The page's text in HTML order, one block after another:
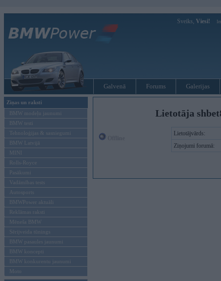
Sveiks, Viesi!
Galvenā Forums Galerijas
Ziņas un raksti
BMW modeļu jaunumi
BMW testi
Tehnoloģijas & sasniegumi
BMW Latvijā
MINI
Rolls-Royce
Pasākumi
Vadāmības tests
Autosports
BMWPower aktuāli
Reklāmas raksti
Mēneša BMW
Sērijveida tūnings
BMW pasaules jaunumi
BMW koncepti
BMW konkurentu jaunumi
Moto
Lietotāja
Lietotājvārds:
Ziņojumi forumā: